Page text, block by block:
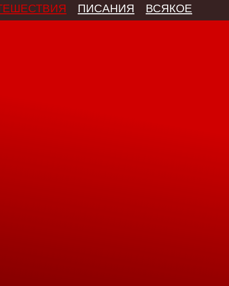
ПИСАНИЯ ВСЯКОЕ